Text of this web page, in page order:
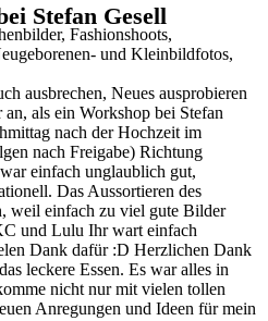
Stefan Gesell
Fashionshoots,
und Kleinbildfotos,
ausbrechen, Neues ausprobieren
als ein Workshop bei Stefan
nach der Hochzeit im
nach Freigabe) Richtung
einfach unglaublich gut,
Das Aussortieren des
weil einfach zu viel gute Bilder
und Lulu Ihr wart einfach
Dank dafür :D Herzlichen Dank
leckere Essen. Es war alles in
nicht nur mit vielen tollen
Anregungen und Ideen für mein